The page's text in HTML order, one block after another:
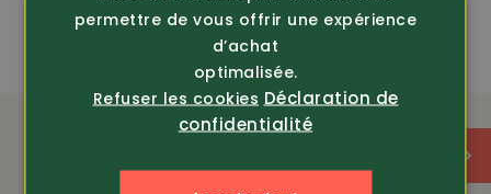
100% laine de mérinos
thermorégulation optimale
permettre de vous offrir une expérience
d’achat
optimalisée.
Refuser les cookies Déclaration de
confidentialité